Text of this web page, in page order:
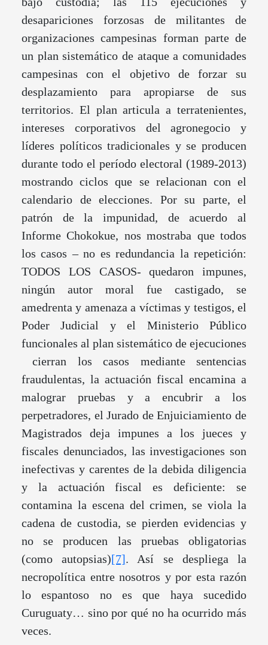
desapariciones forzosas de militantes de
organizaciones campesinas forman parte de
un plan sistemático de ataque a comunidades
campesinas con el objetivo de forzar su
desplazamiento para apropiarse de sus
territorios. El plan articula a terratenientes,
intereses corporativos del agronegocio y
líderes políticos tradicionales y se producen
durante todo el período electoral (1989-2013)
mostrando ciclos que se relacionan con el
calendario de elecciones. Por su parte, el
patrón de la impunidad, de acuerdo al
Informe Chokokue, nos mostraba que todos
los casos – no es redundancia la repetición:
TODOS LOS CASOS- quedaron impunes,
ningún autor moral fue castigado, se
amedrenta y amenaza a víctimas y testigos, el
Poder Judicial y el Ministerio Público
funcionales al plan sistemático de ejecuciones
cierran los casos mediante sentencias
fraudulentas, la actuación fiscal encamina a
malograr pruebas y a encubrir a los
perpetradores, el Jurado de Enjuiciamiento de
Magistrados deja impunes a los jueces y
fiscales denunciados, las investigaciones son
inefectivas y carentes de la debida diligencia
y la actuación fiscal es deficiente: se
contamina la escena del crimen, se viola la
cadena de custodia, se pierden evidencias y
no se producen las pruebas obligatorias
(como autopsias)[7]. Así se despliega la
necropolítica entre nosotros y por esta razón
lo espantoso no es que haya sucedido
Curuguaty… sino por qué no ha ocurrido más
veces.